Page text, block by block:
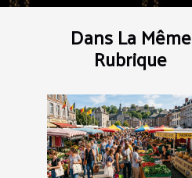
Dans La Même
Rubrique